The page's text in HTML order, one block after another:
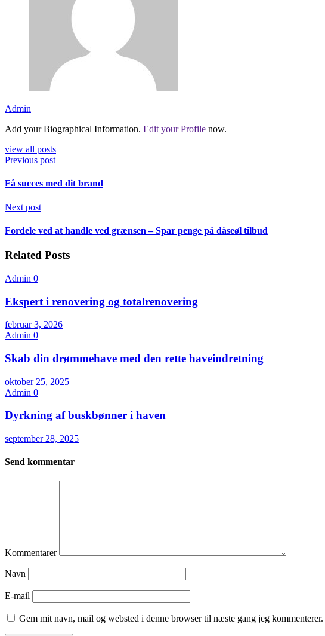
Admin
Add your Biographical Information. Edit your Profile now.
view all posts
Previous post
Få succes med dit brand
Next post
Fordele ved at handle ved grænsen – Spar penge på dåseøl tilbud
Related Posts
Admin 0
Ekspert i renovering og totalrenovering
februar 3, 2026
Admin 0
Skab din drømmehave med den rette haveindretning
oktober 25, 2025
Admin 0
Dyrkning af buskbønner i haven
september 28, 2025
Send kommentar
Kommentarer
Navn
E-mail
Gem mit navn, mail og websted i denne browser til næste gang jeg kommenterer.